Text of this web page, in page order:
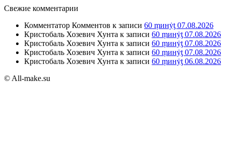
Свежие комментарии
Комментатор Комментов к записи 60 ṃинẏƫ 07.08.2026
Кристобаль Хозевич Хунта к записи 60 ṃинẏƫ 07.08.2026
Кристобаль Хозевич Хунта к записи 60 ṃинẏƫ 07.08.2026
Кристобаль Хозевич Хунта к записи 60 ṃинẏƫ 07.08.2026
Кристобаль Хозевич Хунта к записи 60 ṃинẏƫ 06.08.2026
© All-make.su